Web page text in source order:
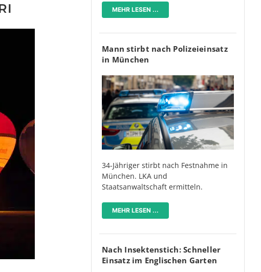
MEHR LESEN ...
Mann stirbt nach Polizeieinsatz
in München
34-Jähriger stirbt nach Festnahme in
München. LKA und
Staatsanwaltschaft ermitteln.
MEHR LESEN ...
Nach Insektenstich: Schneller
Einsatz im Englischen Garten